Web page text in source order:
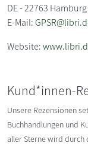
DE - 22763 Hamburg
E-Mail:
Website:
Kund*innen-
Unsere Rezensionen
Buchhandlungen und
aller Sterne wird durch